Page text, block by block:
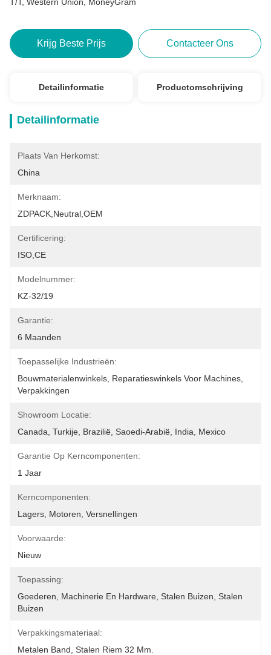
Krijg Beste Prijs Contacteer Ons
Detailinformatie Productomschrijving
Detailinformatie
Plaats Van Herkomst:
China
Merknaam:
ZDPACK,neutral,OEM
Certificering:
ISO,CE
Modelnummer:
KZ-32/19
Garantie:
6 Maanden
Toepasselijke Industrieën:
Bouwmaterialenwinkels, Reparatieswinkels Voor Machines,
Verpakkingen
Showroom Locatie:
Canada, Turkije, Brazilië, Saoedi-Arabië, India, Mexico
Garantie Op Kerncomponenten:
1 Jaar
Kerncomponenten:
Lagers, Motoren, Versnellingen
Voorwaarde:
Nieuw
Toepassing:
Goederen, Machinerie En Hardware, Stalen Buizen, Stalen
Buizen
Verpakkingsmateriaal:
Metalen Band, Stalen Riem 32 Mm.